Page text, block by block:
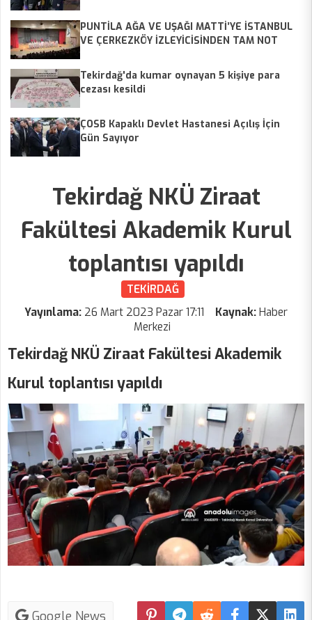
PUNTİLA AĞA VE UŞAĞI MATTİ’YE İSTANBUL
VE ÇERKEZKÖY İZLEYİCİSİNDEN TAM NOT
Tekirdağ'da kumar oynayan 5 kişiye para
cezası kesildi
ÇOSB Kapaklı Devlet Hastanesi Açılış İçin
Gün Sayıyor
Tekirdağ NKÜ Ziraat
Fakültesi Akademik Kurul
toplantısı yapıldı
TEKİRDAĞ
Yayınlama: 26 Mart 2023 Pazar 17:11 Kaynak:Haber
Merkezi
Tekirdağ NKÜ Ziraat Fakültesi Akademik
Kurul toplantısı yapıldı